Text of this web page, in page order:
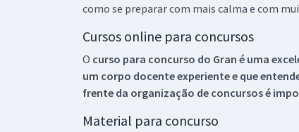
como se preparar com mais calma e com
Cursos online para concursos
O curso para concurso do Gran é uma
um corpo docente experiente e que
frente da organização de concursos é
Material para concurso